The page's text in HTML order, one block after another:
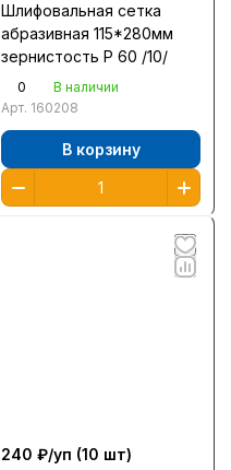
Шлифовальная сетка
абразивная 115*280мм
зернистость Р 60 /10/
0
В наличии
Арт. 160208
В корзину
240 ₽/уп (10 шт)